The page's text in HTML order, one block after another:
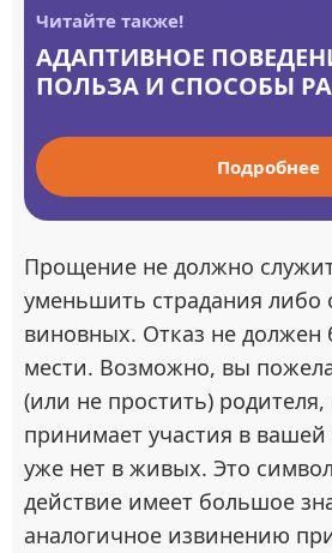
Читайте также!
АДАПТИВНОЕ
ПОЛЬЗА И СПОСОБЫ
Подробнее
Прощение не должно
уменьшить страдания либо
виновных. Отказ не должен
мести. Возможно, вы
(или не простить)
принимает участия в
уже нет в живых. Это
действие имеет большое
аналогичное извинению